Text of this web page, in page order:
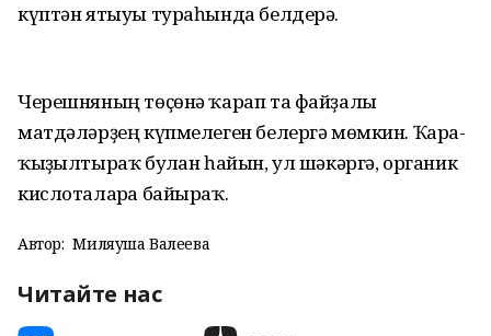
күптән ятыуы тураһында белдерә.
Черешняның төҫөнә ҡарап та файҙалы
матдәләрҙең күпмелеген белергә мөмкин. Ҡара-
ҡыҙғылтыраҡ булған һайын, ул шәкәргә, органик
кислоталарға байыраҡ.
Автор: Миляуша Валеева
Читайте нас